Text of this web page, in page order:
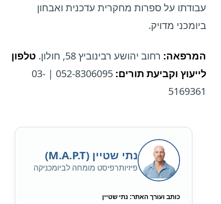
עבודתו על ספרות מחקרית עדכנית ואבחון
ביומכני מדויק.
המרפאה: רחוב יהושע רבינוביץ 58, חולון.
טלפון
לייעוץ וקביעת תורים:
052-8306095 | 03-
5169361
נתי שטיין (M.A.P.T)
פיזיותרפיסט מומחה לביומכניקה
כותב ועורך האתר: נתי שטיין